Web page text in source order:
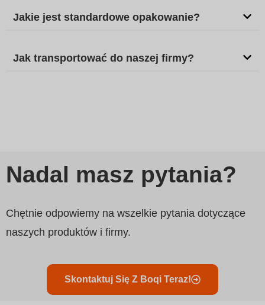
Jakie jest standardowe opakowanie?
Jak transportować do naszej firmy?
Nadal masz pytania?
Chętnie odpowiemy na wszelkie pytania dotyczące
naszych produktów i firmy.
Skontaktuj Się Z Boqi Teraz!